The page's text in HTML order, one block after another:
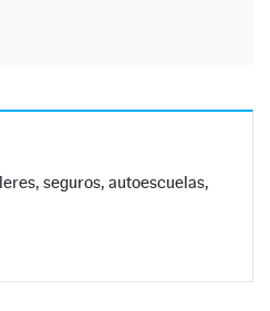
seguros, autoescuelas,